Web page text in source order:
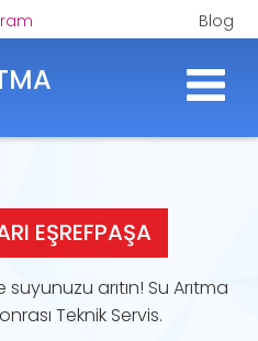
Blog
EŞREFPAŞA
arıtın! Su Arıtma
Teknik Servis.